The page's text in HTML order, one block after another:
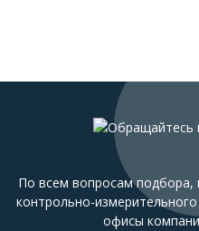
По всем вопросам подбора,
контрольно-
офисы